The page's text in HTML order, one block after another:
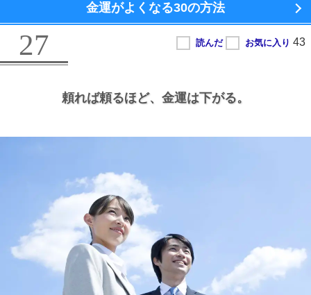
金運がよくなる30の方法
27
頼れば頼るほど、 金運は下がる。